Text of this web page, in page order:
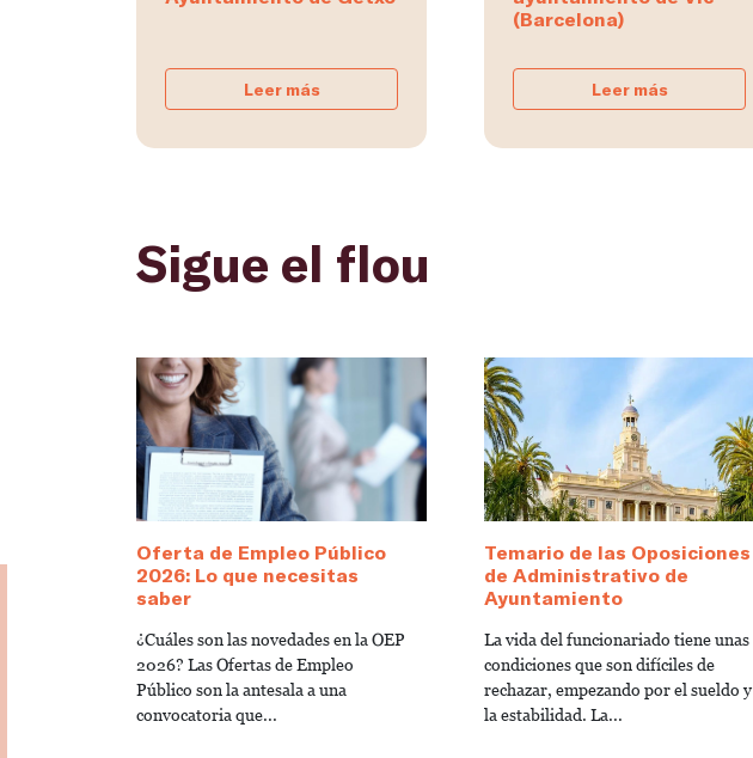
Leer más
(Barcelona)
Leer más
Sigue el flou
Oferta de Empleo Público
2026: Lo que necesitas
saber
¿Cuáles son las novedades en la OEP
2026? Las Ofertas de Empleo
Público son la antesala a una
convocatoria que...
Temario de las Oposiciones
de Administrativo de
Ayuntamiento
La vida del funcionariado tiene unas
condiciones que son difíciles de
rechazar, empezando por el sueldo y
la estabilidad. La...